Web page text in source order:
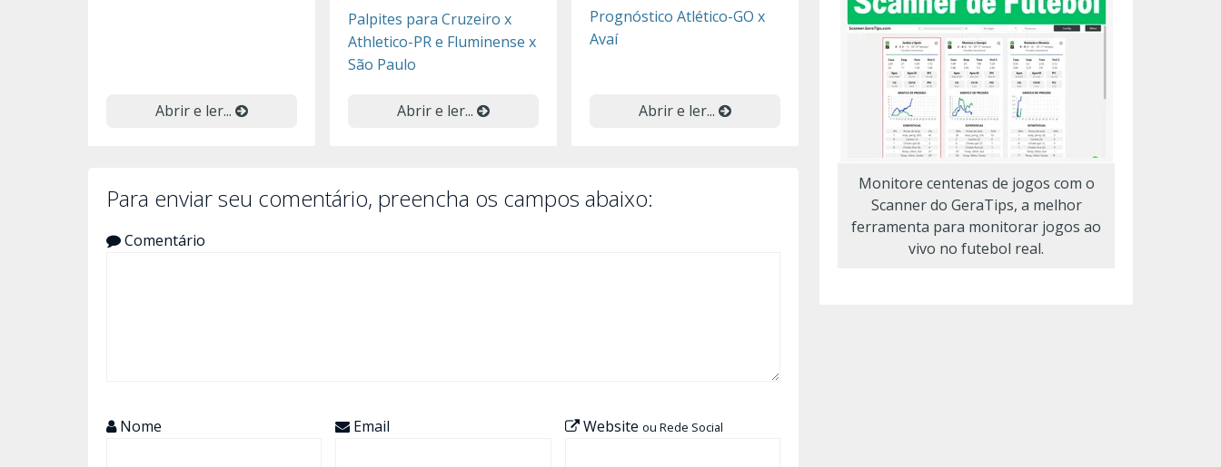
Abrir e ler...
Palpites para Cruzeiro x
Athletico-PR e Fluminense x
São Paulo
Abrir e ler...
Prognóstico Atlético-GO x
Avaí
Abrir e ler...
Para enviar seu comentário, preencha os campos abaixo:
Comentário
Nome Email Website ou Rede Social
Monitore centenas de jogos com o
Scanner do GeraTips, a melhor
ferramenta para monitorar jogos ao
vivo no futebol real.